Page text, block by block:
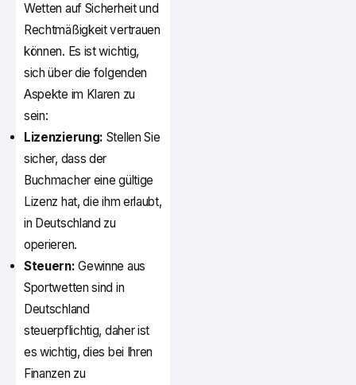
Wetten auf Sicherheit und
Rechtmäßigkeit vertrauen
können. Es ist wichtig,
sich über die folgenden
Aspekte im Klaren zu
sein:
Lizenzierung: Stellen Sie
sicher, dass der
Buchmacher eine gültige
Lizenz hat, die ihm erlaubt,
in Deutschland zu
operieren.
Steuern: Gewinne aus
Sportwetten sind in
Deutschland
steuerpflichtig, daher ist
es wichtig, dies bei Ihren
Finanzen zu